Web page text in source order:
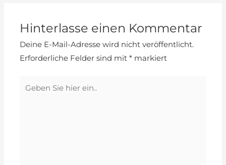
Hinterlasse einen Kommentar
Deine E-Mail-Adresse wird nicht veröffentlicht.
Erforderliche Felder sind mit* markiert